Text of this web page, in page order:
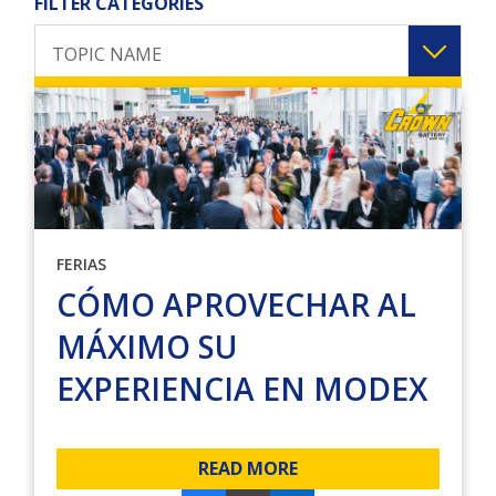
TOPIC NAME
FERIAS
CÓMO APROVECHAR AL
MÁXIMO SU
EXPERIENCIA EN MODEX
READ MORE